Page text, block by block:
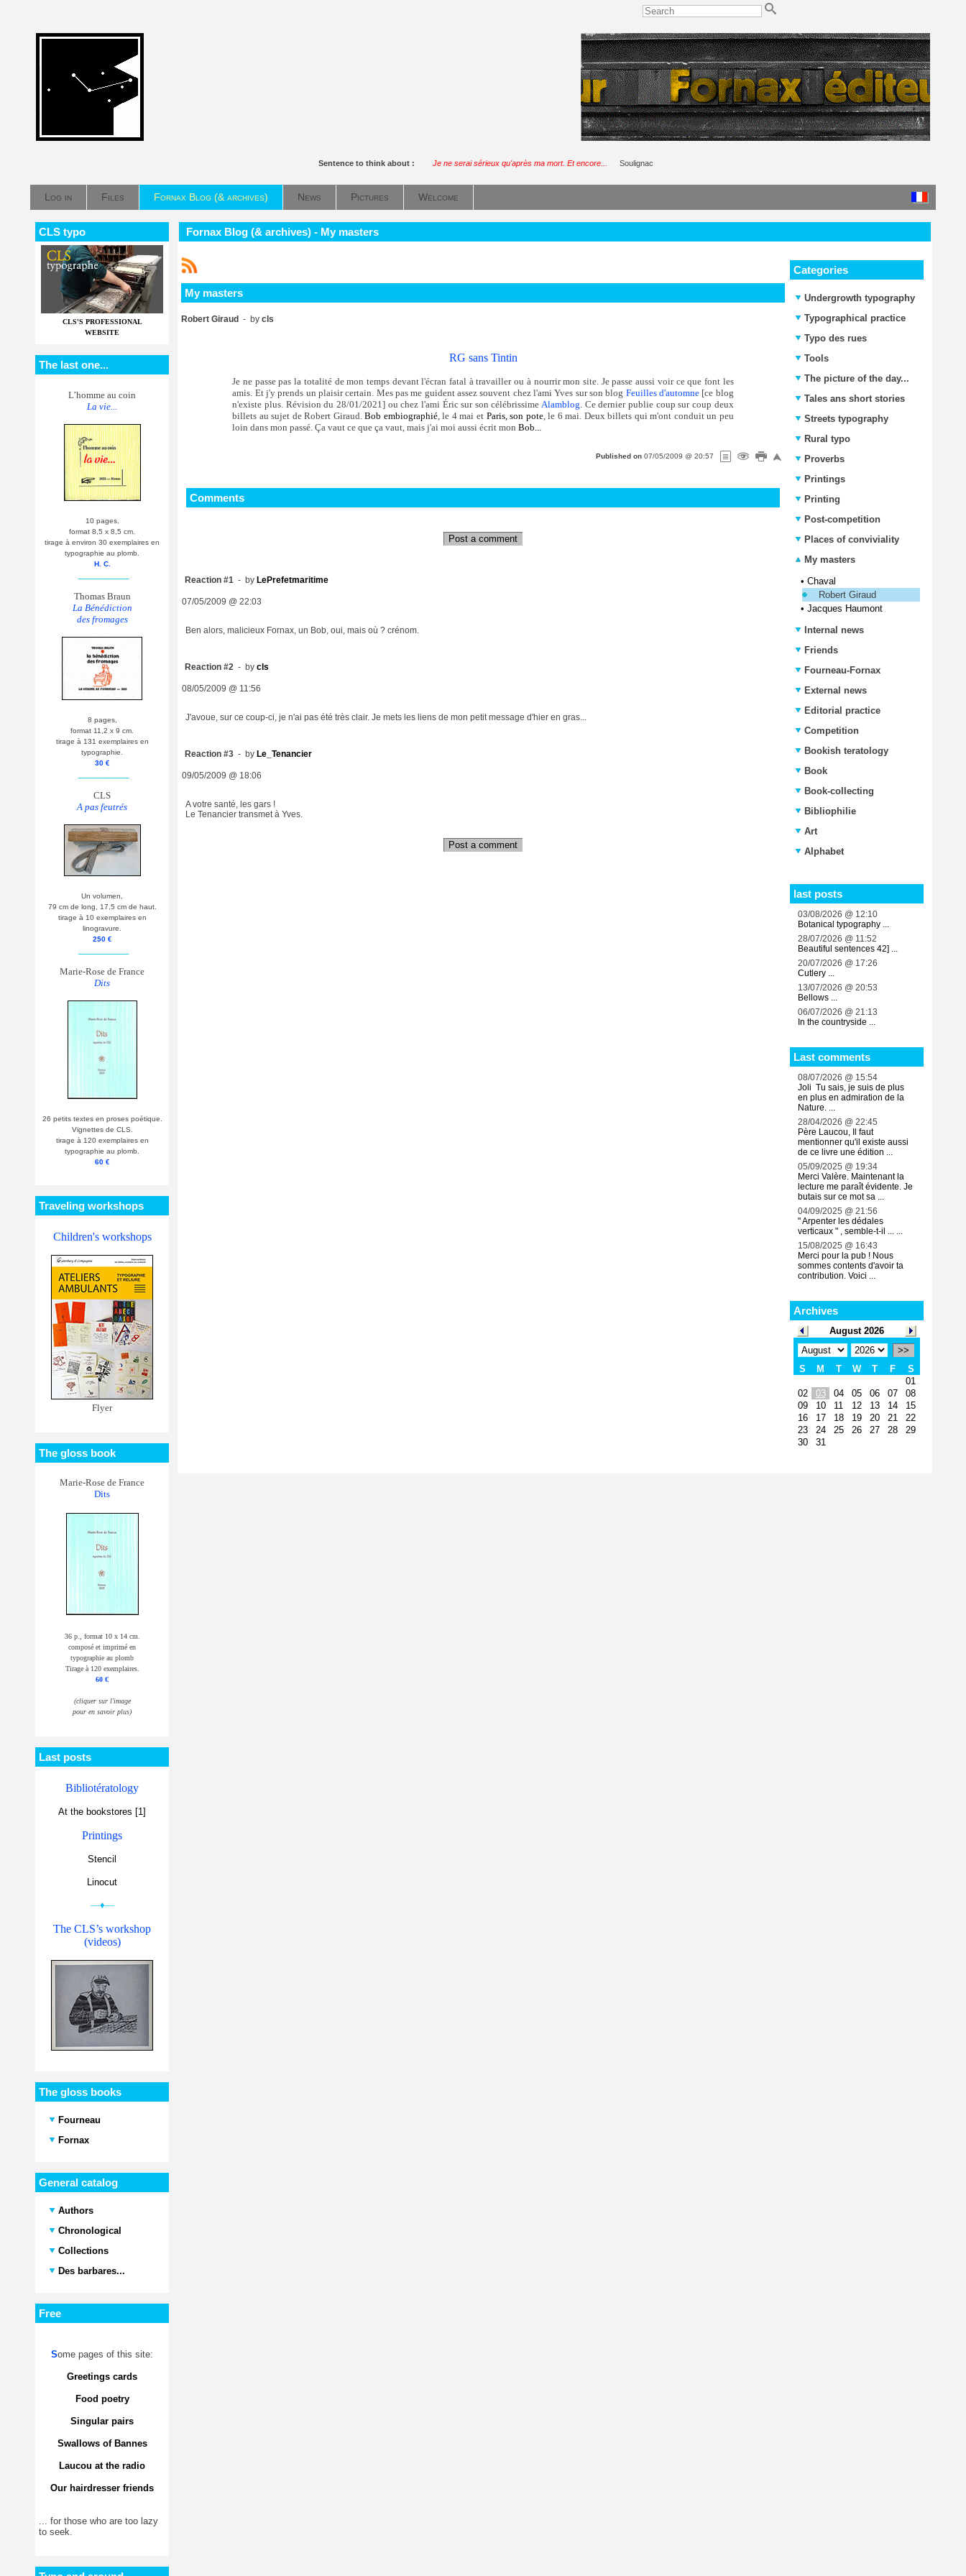
Sentence to think about : Je ne serai sérieux qu'après ma mort. Et encore... Soulignac
Log in Files Fornax Blog (& archives) News Pictures Welcome
CLS typo
CLS'S PROFESSIONAL
WEBSITE
The last one...
L’homme au coin
La vie...
10 pages,
format 8,5 x 8,5 cm.
tirage à environ 30 exemplaires en
typographie au plomb.
H. C.
Thomas Braun
La Bénédiction
des fromages
8 pages,
format 11,2 x 9 cm.
tirage à 131 exemplaires en
typographie.
30 €
CLS
A pas feutrés
Un volumen,
79 cm de long, 17,5 cm de haut.
tirage à 10 exemplaires en
linogravure.
250 €
Marie-Rose de France
Dits
26 petits textes en proses poétique.
Vignettes de CLS.
tirage à 120 exemplaires en
typographie au plomb.
60 €
Traveling workshops
Children's workshops
Flyer
The gloss book
Marie-Rose de France
Dits
36 p., format 10 x 14 cm.
composé et imprimé en
typographie au plomb
Tirage à 120 exemplaires.
60 €
(cliquer sur l'image
pour en savoir plus)
Last posts
Bibliotératology
At the bookstores [1]
Printings
Stencil
Linocut
—♦—
The CLS’s workshop
(videos)
The gloss books
Fourneau
Fornax
General catalog
Authors
Chronological
Collections
Des barbares...
Free
Some pages of this site:
Greetings cards
Food poetry
Singular pairs
Swallows of Bannes
Laucou at the radio
Our hairdresser friends
... for those who are too lazy
to seek.
Fornax Blog (& archives) - My masters
My masters
Robert Giraud - by cls
RG sans Tintin
Je ne passe pas la totalité de mon temps devant l'écran fatal à travailler ou à nourrir mon site. Je passe aussi voir ce que font les
amis. Et j'y prends un plaisir certain. Mes pas me guident assez souvent chez l'ami Yves sur son blog Feuilles d'automne[ce blog
n'existe plus. Révision du 28/01/2021] ou chez l'ami Éric sur son célébrissime Alamblog . Ce dernier publie coup sur coup deux
billets au sujet de Robert Giraud.Bob embiographié, le 4 mai et Paris, son pote, le 6 mai. Deux billets qui m'ont conduit un peu
loin dans mon passé. Ça vaut ce que ça vaut, mais j'ai moi aussi écrit monBob...
Published on 07/05/2009 @ 20:57
Comments
Post a comment
Reaction #1 - by LePrefetmaritime
07/05/2009 @ 22:03
Ben alors, malicieux Fornax, un Bob, oui, mais où ? crénom.
Reaction #2 - by cls
08/05/2009 @ 11:56
J'avoue, sur ce coup-ci, je n'ai pas été très clair. Je mets les liens de mon petit message d'hier en gras...
Reaction #3 - by Le_Tenancier
09/05/2009 @ 18:06
A votre santé, les gars !
Le Tenancier transmet à Yves.
Post a comment
Categories
Undergrowth typography
Typographical practice
Typo des rues
Tools
The picture of the day...
Tales ans short stories
Streets typography
Rural typo
Proverbs
Printings
Printing
Post-competition
Places of conviviality
My masters
• Chaval
Robert Giraud
• Jacques Haumont
Internal news
Friends
Fourneau-Fornax
External news
Editorial practice
Competition
Bookish teratology
Book
Book-collecting
Bibliophilie
Art
Alphabet
last posts
03/08/2026 @ 12:10
Botanical typography ...
28/07/2026 @ 11:52
Beautiful sentences 42] ...
20/07/2026 @ 17:26
Cutlery ...
13/07/2026 @ 20:53
Bellows ...
06/07/2026 @ 21:13
In the countryside ...
Last comments
08/07/2026 @ 15:54
Joli Tu sais, je suis de plus
en plus en admiration de la
Nature. ...
28/04/2026 @ 22:45
Père Laucou, Il faut
mentionner qu'il existe aussi
de ce livre une édition ...
05/09/2025 @ 19:34
Merci Valère. Maintenant la
lecture me paraît évidente. Je
butais sur ce mot sa ...
04/09/2025 @ 21:56
" Arpenter les dédales
verticaux " , semble-t-il ... ...
15/08/2025 @ 16:43
Merci pour la pub ! Nous
sommes contents d'avoir ta
contribution. Voici ...
Archives
August 2026
>>
S
M T W T F
S
01
02
03 04 05 06 07
08
09
10 11 12 13 14
15
16
17 18 19 20 21
22
23
24 25 26 27 28
29
30
31